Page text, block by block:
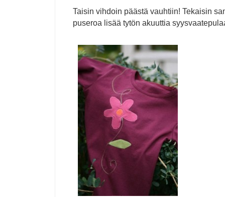
Taisin vihdoin päästä vauhtiin! Tekaisin
puseroa lisää tytön akuuttia